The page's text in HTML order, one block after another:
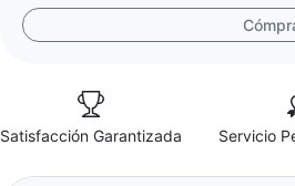
Satisfacción Garantizada Servicio